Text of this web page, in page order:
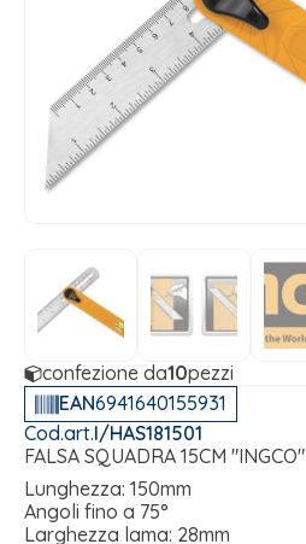
confezione da10pezzi
EAN6941640155931
Cod.art.I/HAS181501
FALSA SQUADRA 15CM "INGCO"
Lunghezza: 150mm
Angoli fino a 75°
Larghezza lama: 28mm